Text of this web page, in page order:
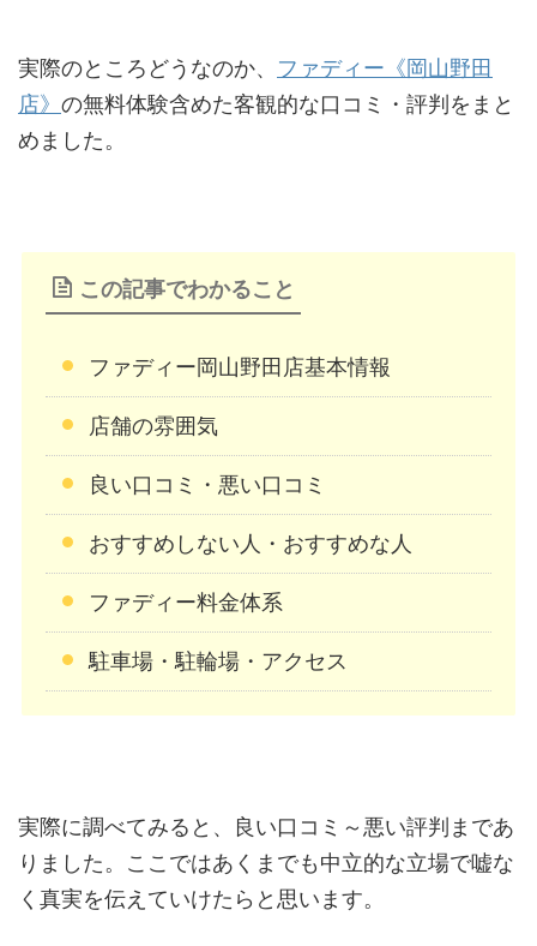
実際のところどうなのか、 ファディー《岡山野田
店》 の無料体験含めた客観的な口コミ・評判をまと
めました。
この記事でわかること
ファディー岡山野田店基本情報
店舗の雰囲気
良い口コミ・悪い口コミ
おすすめしない人・おすすめな人
ファディー料金体系
駐車場・駐輪場・アクセス
実際に調べてみると、良い口コミ～悪い評判まであ
りました。ここではあくまでも中立的な立場で嘘な
く真実を伝えていけたらと思います。